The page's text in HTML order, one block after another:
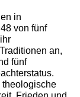
in
von fünf
an,
fünf
theologische